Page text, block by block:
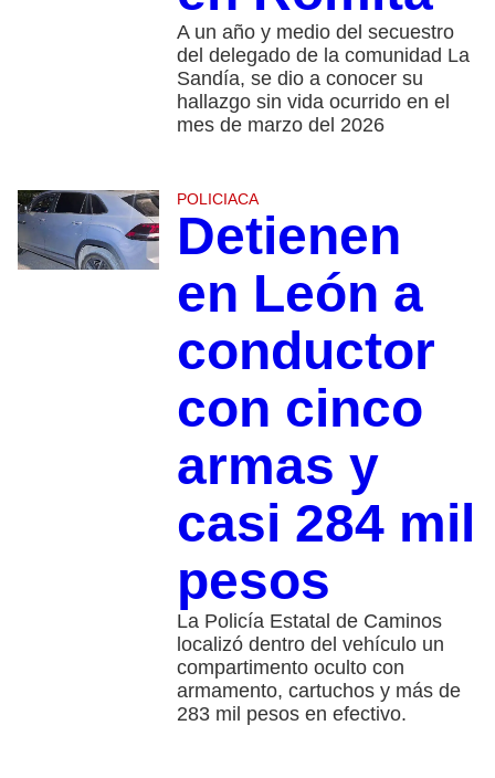
A un año y medio del secuestro
del delegado de la comunidad La
Sandía, se dio a conocer su
hallazgo sin vida ocurrido en el
mes de marzo del 2026
POLICIACA
Detienen
en León a
conductor
con cinco
armas y
casi 284 mil
pesos
La Policía Estatal de Caminos
localizó dentro del vehículo un
compartimento oculto con
armamento, cartuchos y más de
283 mil pesos en efectivo.